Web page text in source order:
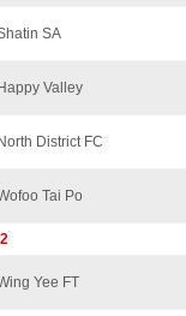
SA
Happy Valley
North District FC
Tai Po
Yee FT